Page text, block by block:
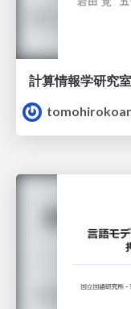
計算情報学研究